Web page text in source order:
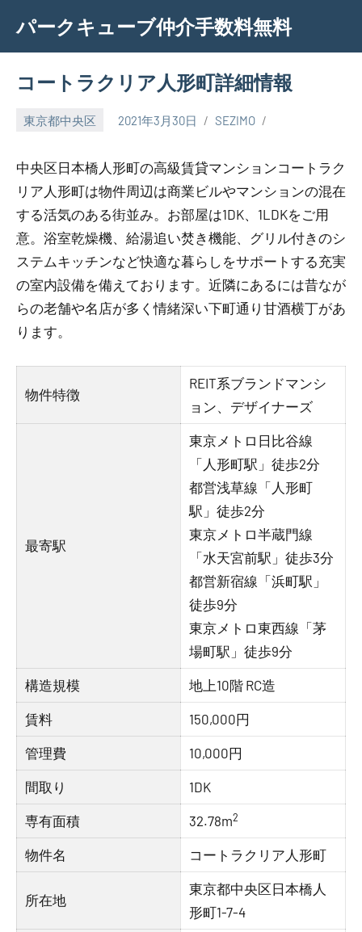
content
パークキューブ仲介手数料無料
コートラクリア人形町詳細情報
東京都中央区 2021年3月30日 SEZIMO
中央区日本橋人形町の高級賃貸マンションコートラク
リア人形町は物件周辺は商業ビルやマンションの混在
する活気のある街並み。お部屋は1DK、1LDKをご用
意。浴室乾燥機、給湯追い焚き機能、グリル付きのシ
ステムキッチンなど快適な暮らしをサポートする充実
の室内設備を備えております。近隣にあるには昔なが
らの老舗や名店が多く情緒深い下町通り甘酒横丁があ
ります。
物件特徴
REIT系ブランドマンシ
ョン、デザイナーズ
最寄駅
東京メトロ日比谷線
「人形町駅」徒歩2分
都営浅草線「人形町
駅」徒歩2分
東京メトロ半蔵門線
「水天宮前駅」徒歩3分
都営新宿線「浜町駅」
徒歩9分
東京メトロ東西線「茅
場町駅」徒歩9分
構造規模 地上10階 RC造
賃料 150,000円
管理費 10,000円
間取り 1DK
専有面積 32.78m2
物件名 コートラクリア人形町
所在地
東京都中央区日本橋人
形町1-7-4